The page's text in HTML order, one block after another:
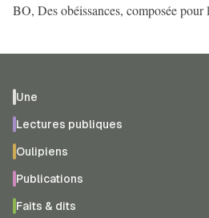
BO, Des obéissances, composée pour
Une
Lectures publiques
Oulipiens
Publications
Faits & dits